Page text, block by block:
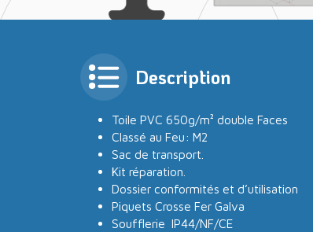
Description
Toile PVC 650g/m² double Faces
Classé au Feu: M2
Sac de transport.
Kit réparation.
Dossier conformités et d’utilisation
Piquets Crosse Fer Galva
Soufflerie IP44/NF/CE